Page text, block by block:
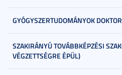
GYÓGYSZERTUDOMÁNYOK
SZAKIRÁNYÚ TOVÁBBKÉPZÉSI
VÉGZETTSÉGRE ÉPÜL)